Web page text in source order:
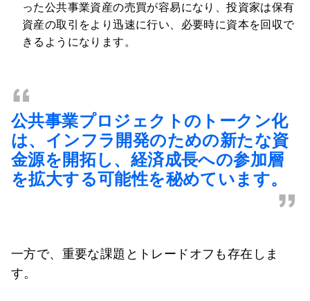
った公共事業資産の売買が容易になり、投資家は保有
資産の取引をより迅速に行い、必要時に資本を回収で
きるようになります。
“
公共事業プロジェクトのトークン化
は、インフラ開発のための新たな資
金源を開拓し、経済成長への参加層
を拡大する可能性を秘めています。
”
一方で、重要な課題とトレードオフも存在しま
す。